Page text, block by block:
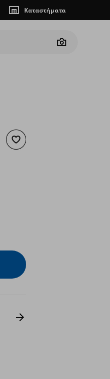
Καταστήματα
Camera
Προσθήκη στα αγαπημένα